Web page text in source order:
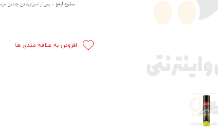
و اسپرت
ماشین
مطبوع لیمو - پس از اسپری‌شدن چندین
افزودن به علاقه مندی ها